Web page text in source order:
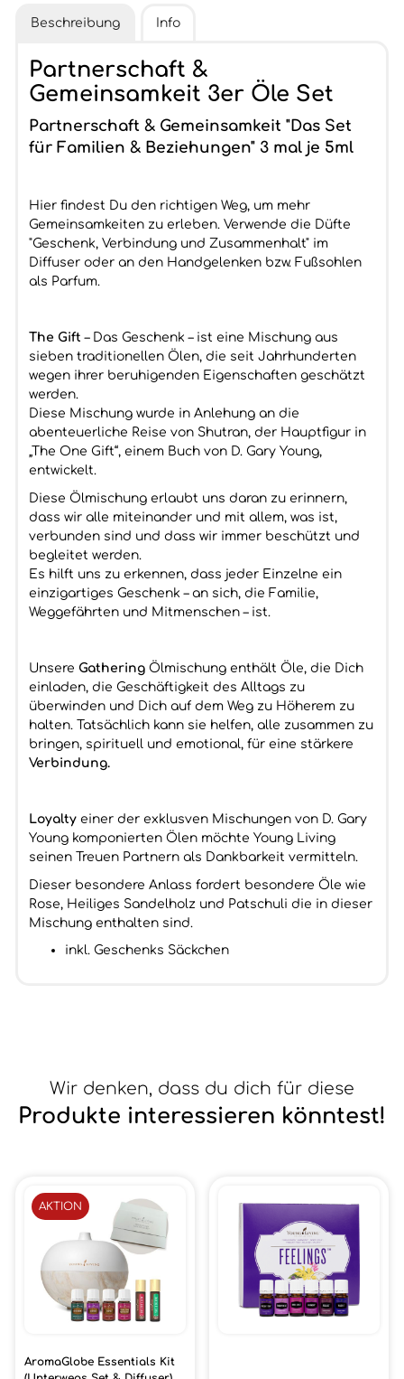
Beschreibung Info
Partnerschaft &
Gemeinsamkeit 3er Öle Set
Partnerschaft & Gemeinsamkeit "Das Set
für Familien & Beziehungen" 3 mal je 5ml
Hier findest Du den richtigen Weg, um mehr
Gemeinsamkeiten zu erleben. Verwende die Düfte
"Geschenk, Verbindung und Zusammenhalt" im
Diffuser oder an den Handgelenken bzw. Fußsohlen
als Parfum.
The Gift– Das Geschenk – ist eine Mischung aus
sieben traditionellen Ölen, die seit Jahrhunderten
wegen ihrer beruhigenden Eigenschaften geschätzt
werden.
Diese Mischung wurde in Anlehung an die
abenteuerliche Reise von Shutran, der Hauptfigur in
„The One Gift“, einem Buch von D. Gary Young,
entwickelt.
Diese Ölmischung erlaubt uns daran zu erinnern,
dass wir alle miteinander und mit allem, was ist,
verbunden sind und dass wir immer beschützt und
begleitet werden.
Es hilft uns zu erkennen, dass jeder Einzelne ein
einzigartiges Geschenk – an sich, die Familie,
Weggefährten und Mitmenschen – ist.
Unsere GatheringÖlmischung enthält Öle, die Dich
einladen, die Geschäftigkeit des Alltags zu
überwinden und Dich auf dem Weg zu Höherem zu
halten. Tatsächlich kann sie helfen, alle zusammen zu
bringen, spirituell und emotional, für eine stärkere
Verbindung.
Loyalty einer der exklusven Mischungen von D. Gary
Young komponierten Ölen möchte Young Living
seinen Treuen Partnern als Dankbarkeit vermitteln.
Dieser besondere Anlass fordert besondere Öle wie
Rose, Heiliges Sandelholz und Patschuli die in dieser
Mischung enthalten sind.
inkl. Geschenks Säckchen
Wir denken, dass du dich für diese
Produkte interessieren könntest!
AromaGlobe Essentials Kit
AKTION